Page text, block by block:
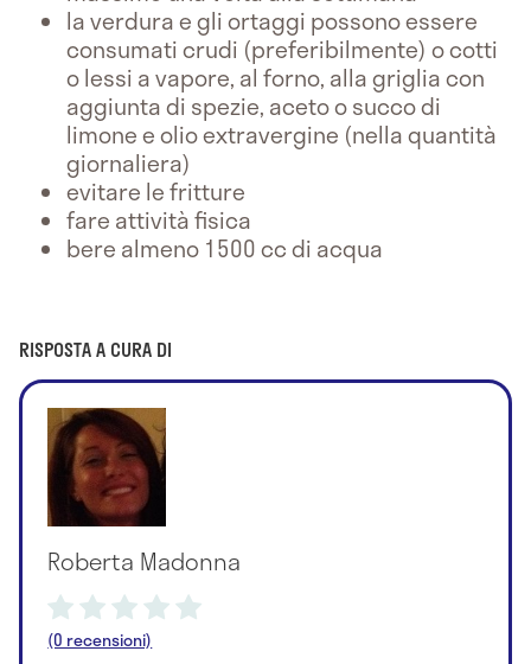
la verdura e gli ortaggi possono essere
consumati crudi (preferibilmente) o cotti
o lessi a vapore, al forno, alla griglia con
aggiunta di spezie, aceto o succo di
limone e olio extravergine (nella quantità
giornaliera)
evitare le fritture
fare attività fisica
bere almeno 1500 cc di acqua
RISPOSTA A CURA DI
Roberta Madonna
(0 recensioni)